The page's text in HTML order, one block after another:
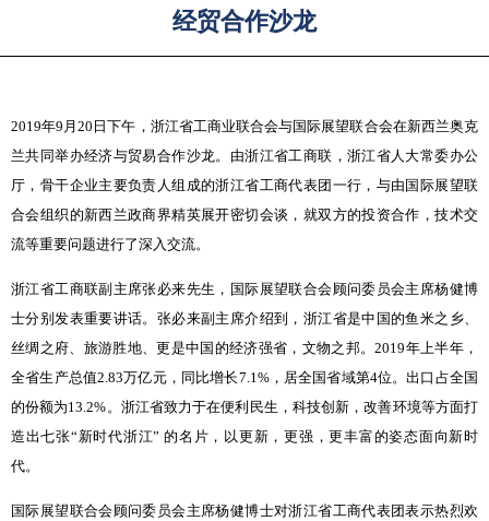
经贸合作沙龙
2019年9月20日下午，浙江省工商业联合会与国际展望联合会在新西兰奥克
兰共同举办经济与贸易合作沙龙。由浙江省工商联，浙江省人大常委办公
厅，骨干企业主要负责人组成的浙江省工商代表团一行，与由国际展望联
合会组织的新西兰政商界精英展开密切会谈，就双方的投资合作，技术交
流等重要问题进行了深入交流。
浙江省工商联副主席张必来先生，国际展望联合会顾问委员会主席杨健博
士分别发表重要讲话。张必来副主席介绍到，浙江省是中国的鱼米之乡、
丝绸之府、旅游胜地、更是中国的经济强省，文物之邦。2019年上半年，
全省生产总值2.83万亿元，同比增长7.1%，居全国省域第4位。出口占全国
的份额为13.2%。浙江省致力于在便利民生，科技创新，改善环境等方面打
造出七张“新时代浙江” 的名片，以更新，更强，更丰富的姿态面向新时
代。
国际展望联合会顾问委员会主席杨健博士对浙江省工商代表团表示热烈欢